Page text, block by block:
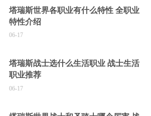
塔瑞斯世界各职业有什么特性 全职业
特性介绍
06-17
塔瑞斯战士选什么生活职业 战士生活
职业推荐
06-17